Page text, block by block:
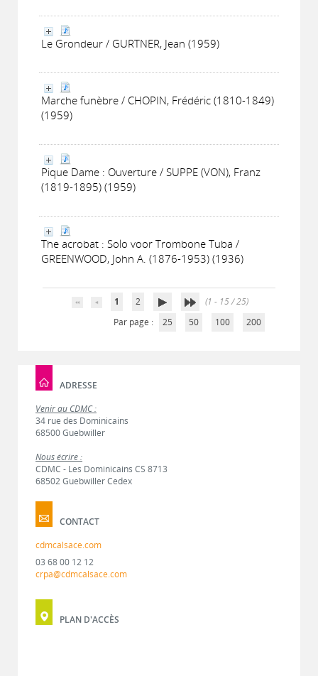
Le Grondeur / GURTNER, Jean (1959)
Marche funèbre / CHOPIN, Frédéric (1810-1849)
(1959)
Pique Dame : Ouverture / SUPPE (VON), Franz
(1819-1895) (1959)
The acrobat : Solo voor Trombone Tuba /
GREENWOOD, John A. (1876-1953) (1936)
1 2
(1 - 15 / 25)
Par page :
25 50 100 200
ADRESSE
Venir au CDMC :
34 rue des Dominicains
68500 Guebwiller
Nous écrire :
CDMC - Les Dominicains CS 8713
68502 Guebwiller Cedex
CONTACT
cdmcalsace.com
03 68 00 12 12
crpa@cdmcalsace.com
PLAN D'ACCÈS